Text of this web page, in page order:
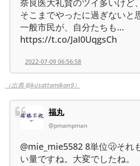
そこまでやったに過ぎないと
一般市民が、自分たちも…
https://t.co/JaI0UqgsCh
2022-07-09 06:56:58
（出典 @kusattamikan9）
福丸
@pmampman
@mie_mie5582 8単位🫢それ
い量ですね。大変でしたね